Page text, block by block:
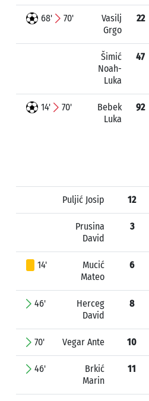
68' 70'
Vasilj
Grgo
22
Šimić
Noah-
Luka
47
14' 70'
Bebek
Luka
92
Puljić Josip 12
Prusina
David
3
14'
Mucić
Mateo
6
46'
Herceg
David
8
70' Vegar Ante 10
46'
Brkić
Marin
11